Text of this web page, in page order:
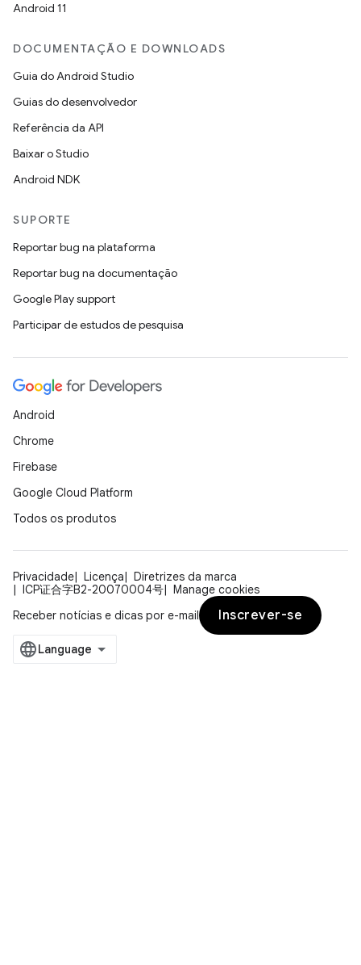
Android 11
DOCUMENTAÇÃO E DOWNLOADS
Guia do Android Studio
Guias do desenvolvedor
Referência da API
Baixar o Studio
Android NDK
SUPORTE
Reportar bug na plataforma
Reportar bug na documentação
Google Play support
Participar de estudos de pesquisa
Android
Chrome
Firebase
Google Cloud Platform
Todos os produtos
Privacidade Licença
Diretrizes da marca
ICP证合字B2-20070004号
Manage cookies
Receber notícias e dicas por e-mail
Inscrever-se